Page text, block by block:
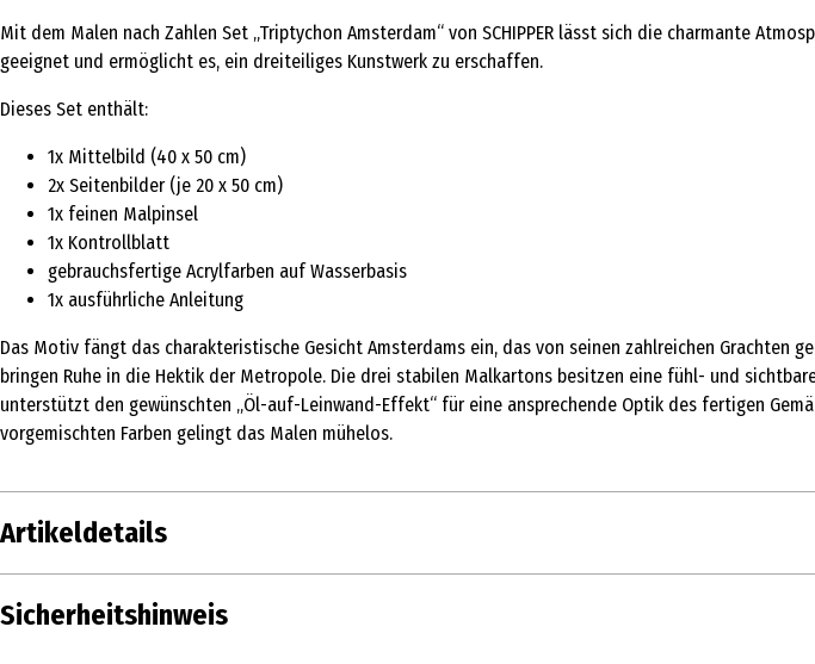
Mit dem Malen nach Zahlen Set „Triptychon Amsterdam“ von SCHIPPER lässt sich die charmante
geeignet und ermöglicht es, ein dreiteiliges Kunstwerk zu erschaffen.
Dieses Set enthält:
1x Mittelbild (40 x 50 cm)
2x Seitenbilder (je 20 x 50 cm)
1x feinen Malpinsel
1x Kontrollblatt
gebrauchsfertige Acrylfarben auf Wasserbasis
1x ausführliche Anleitung
Das Motiv fängt das charakteristische Gesicht Amsterdams ein, das von seinen zahlreichen Grachten
bringen Ruhe in die Hektik der Metropole. Die drei stabilen Malkartons besitzen eine fühl- und
unterstützt den gewünschten „Öl-auf-Leinwand-Effekt“ für eine ansprechende Optik des fertigen
vorgemischten Farben gelingt das Malen mühelos.
Artikeldetails
Inhalt
Sicherheitshinweis